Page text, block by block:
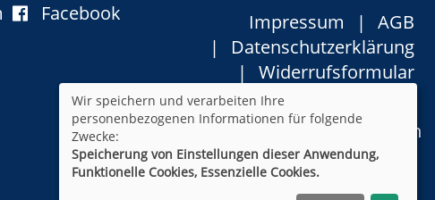
Facebook Impressum
AGB
Datenschutzerklärung
Widerrufsformular
Newsletter
Cookie Einstellungen
Wir speichern und verarbeiten Ihre
personenbezogenen Informationen für folgende
Zwecke:
Speicherung von Einstellungen dieser Anwendung,
Funktionelle Cookies, Essenzielle Cookies.